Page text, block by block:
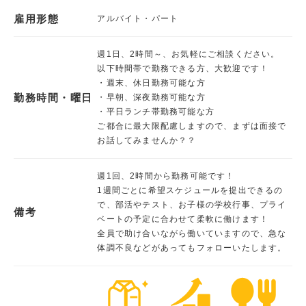
雇用形態 アルバイト・パート
勤務時間・曜日
週1日、2時間～、お気軽にご相談ください。
以下時間帯で勤務できる方、大歓迎です！
・週末、休日勤務可能な方
・早朝、深夜勤務可能な方
・平日ランチ帯勤務可能な方
ご都合に最大限配慮しますので、まずは面接で
お話してみませんか？？
備考
週1回、2時間から勤務可能です！
1週間ごとに希望スケジュールを提出できるの
で、部活やテスト、お子様の学校行事、プライ
ベートの予定に合わせて柔軟に働けます！
全員で助け合いながら働いていますので、急な
体調不良などがあってもフォローいたします。